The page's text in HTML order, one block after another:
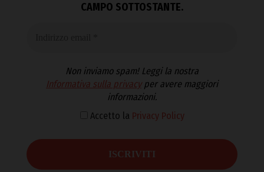
CAMPO SOTTOSTANTE.
Non inviamo spam! Leggi la nostra
Informativa sulla privacyper avere maggiori
informazioni.
Accetto la Privacy Policy